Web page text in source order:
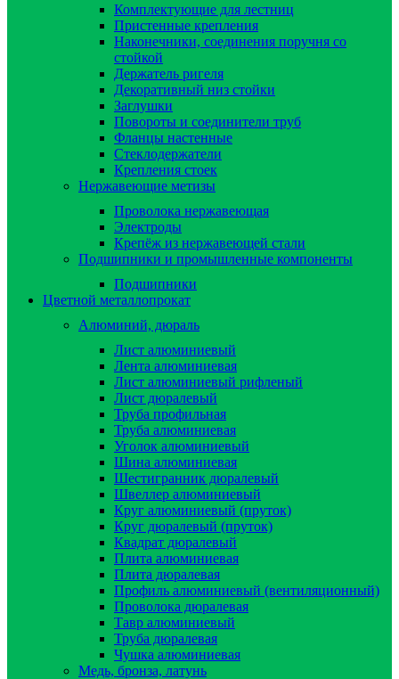
Комплектующие для лестниц
Пристенные крепления
Наконечники, соединения поручня со
стойкой
Держатель ригеля
Декоративный низ стойки
Заглушки
Повороты и соединители труб
Фланцы настенные
Стеклодержатели
Крепления стоек
Нержавеющие метизы
Проволока нержавеющая
Электроды
Крепёж из нержавеющей стали
Подшипники и промышленные компоненты
Подшипники
Цветной металлопрокат
Алюминий, дюраль
Лист алюминиевый
Лента алюминиевая
Лист алюминиевый рифленый
Лист дюралевый
Труба профильная
Труба алюминиевая
Уголок алюминиевый
Шина алюминиевая
Шестигранник дюралевый
Швеллер алюминиевый
Круг алюминиевый (пруток)
Круг дюралевый (пруток)
Квадрат дюралевый
Плита алюминиевая
Плита дюралевая
Профиль алюминиевый (вентиляционный)
Проволока дюралевая
Тавр алюминиевый
Труба дюралевая
Чушка алюминиевая
Медь, бронза, латунь